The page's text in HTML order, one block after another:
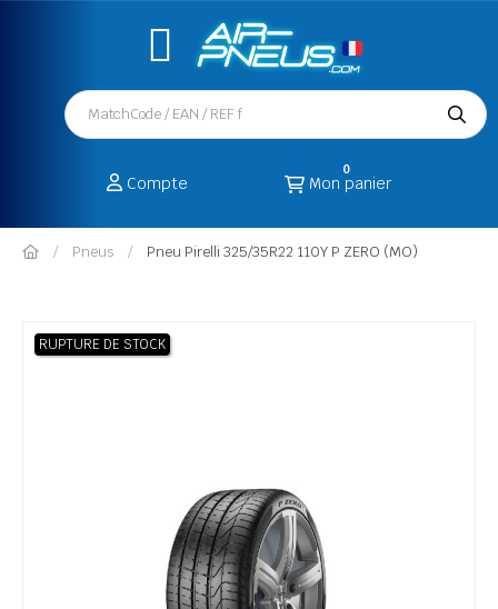
Compte Mon panier
0
Pneus Pneu Pirelli 325/35R22 110Y P ZERO (MO)
RUPTURE DE STOCK